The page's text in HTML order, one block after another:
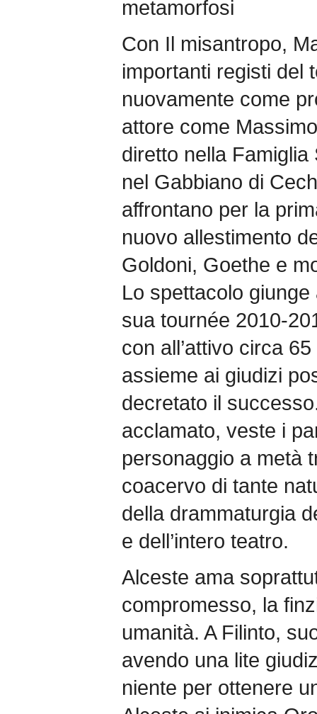
metamorfosi
Con Il misantropo,
importanti registi del
nuovamente come
attore come
diretto nella
nel Gabbiano di
affrontano per la
nuovo allestimento
Goldoni, Goethe e
Lo spettacolo giunge
sua tournée 2010-
con all’attivo circa
assieme ai giudizi
decretato il
acclamato, veste i
personaggio a metà
coacervo di tante
della drammaturgia
e dell’intero teatro.
Alceste ama
compromesso, la
umanità. A Filinto,
avendo una lite
niente per ottenere